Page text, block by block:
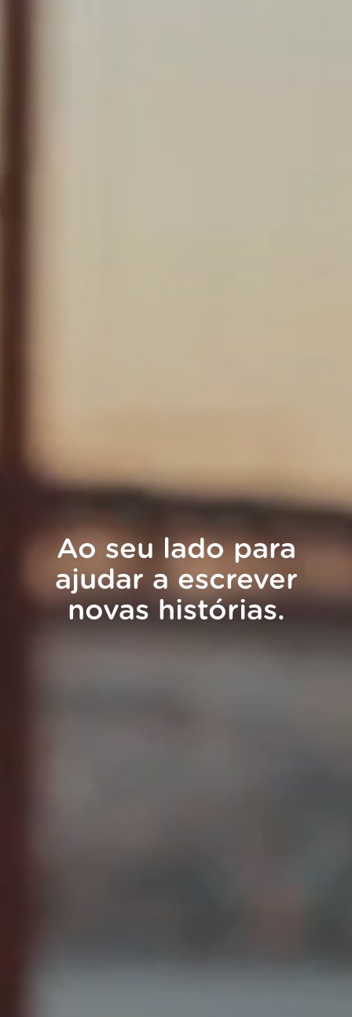
Ao seu lado para
ajudar a escrever
novas histórias.